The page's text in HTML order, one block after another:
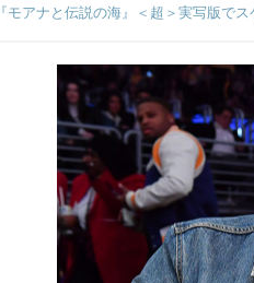
『モアナと伝説の海』＜超＞実写版で